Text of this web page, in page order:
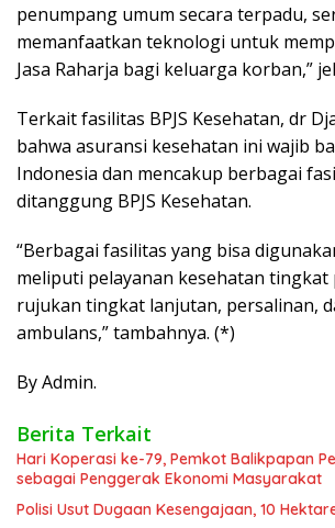
penumpang umum secara terpadu,
memanfaatkan teknologi untuk
Jasa Raharja bagi keluarga korban,”
Terkait fasilitas BPJS Kesehatan, dr
bahwa asuransi kesehatan ini wajib
Indonesia dan mencakup berbagai
ditanggung BPJS Kesehatan.
“Berbagai fasilitas yang bisa
meliputi pelayanan kesehatan tingkat
rujukan tingkat lanjutan, persalinan,
ambulans,” tambahnya. (*)
By Admin.
Berita Terkait
Hari Koperasi ke-79, Pemkot Balikpapan
sebagai Penggerak Ekonomi Masyarakat
Polisi Usut Dugaan Kesengajaan, 10